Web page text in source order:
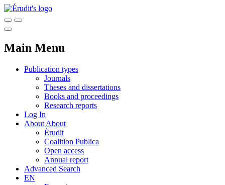
Main Menu
Publication types
Journals
Theses and dissertations
Books and proceedings
Research reports
Log In
About About
Érudit
Coalition Publica
Open access
Annual report
Advanced Search
EN